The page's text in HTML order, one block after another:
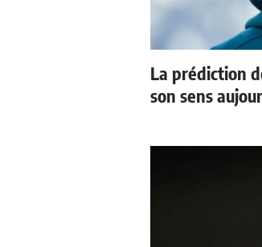
La prédiction
son sens